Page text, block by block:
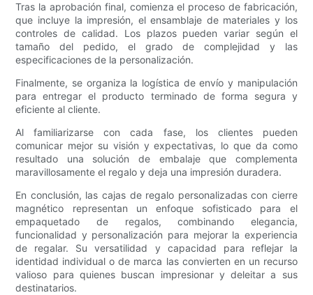
Tras la aprobación final, comienza el proceso de fabricación,
que incluye la impresión, el ensamblaje de materiales y los
controles de calidad. Los plazos pueden variar según el
tamaño del pedido, el grado de complejidad y las
especificaciones de la personalización.
Finalmente, se organiza la logística de envío y manipulación
para entregar el producto terminado de forma segura y
eficiente al cliente.
Al familiarizarse con cada fase, los clientes pueden
comunicar mejor su visión y expectativas, lo que da como
resultado una solución de embalaje que complementa
maravillosamente el regalo y deja una impresión duradera.
En conclusión, las cajas de regalo personalizadas con cierre
magnético representan un enfoque sofisticado para el
empaquetado de regalos, combinando elegancia,
funcionalidad y personalización para mejorar la experiencia
de regalar. Su versatilidad y capacidad para reflejar la
identidad individual o de marca las convierten en un recurso
valioso para quienes buscan impresionar y deleitar a sus
destinatarios.